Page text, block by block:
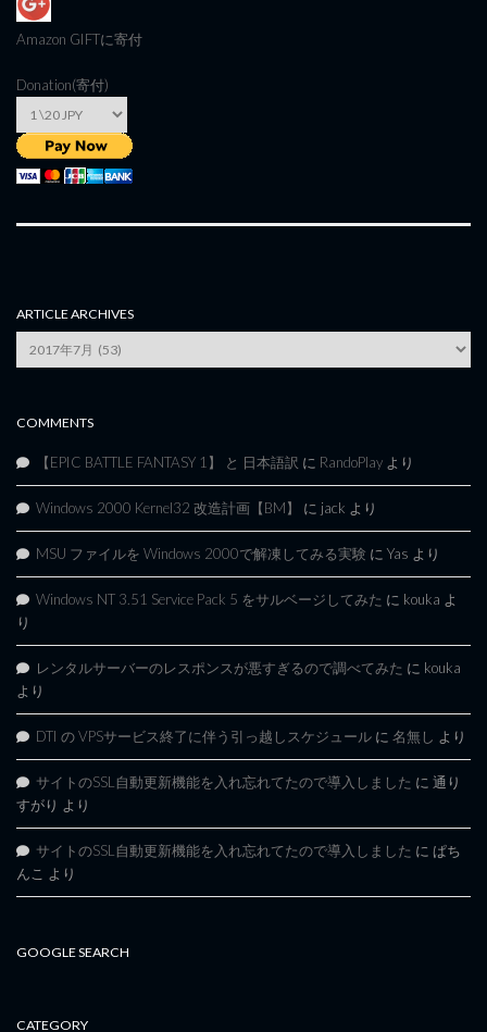
Amazon GIFTに寄付
Donation(寄付)
ARTICLE ARCHIVES
Archives
COMMENTS
【EPIC BATTLE FANTASY 1】 と 日本語訳 に RandoPlay より
Windows 2000 Kernel32 改造計画【BM】 に jack より
MSU ファイルを Windows 2000で解凍してみる実験 に Yas より
Windows NT 3.51 Service Pack 5 をサルベージしてみた に kouka よ
り
レンタルサーバーのレスポンスが悪すぎるので調べてみた に kouka
より
DTI の VPSサービス終了に伴う引っ越しスケジュール に 名無し より
サイトのSSL自動更新機能を入れ忘れてたので導入しました に 通り
すがり より
サイトのSSL自動更新機能を入れ忘れてたので導入しました に ぱち
んこ より
GOOGLE SEARCH
CATEGORY